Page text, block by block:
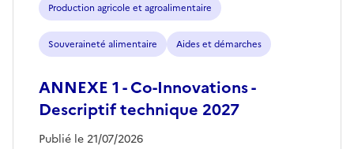
Production agricole et agroalimentaire
Souveraineté alimentaire Aides et démarches
ANNEXE 1 - Co-Innovations -
Descriptif technique 2027
Publié le 21/07/2026